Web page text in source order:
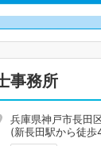
事務所
兵庫県神戸市長田
(新長田駅から徒歩